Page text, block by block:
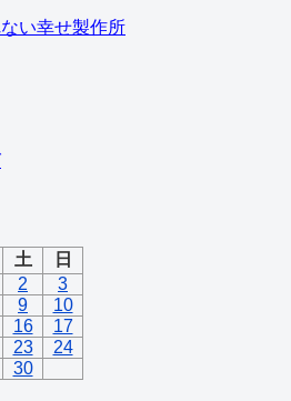
い幸せ製作所
土
日
2
3
9
10
16
17
23
24
30